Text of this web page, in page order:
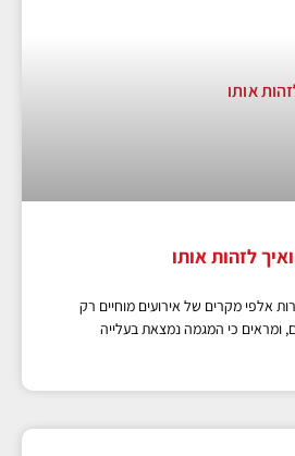
לזהות אותו
אלפי מקרים של אירועים מוחיים רק
ומראים כי המגמה נמצאת בעלייה